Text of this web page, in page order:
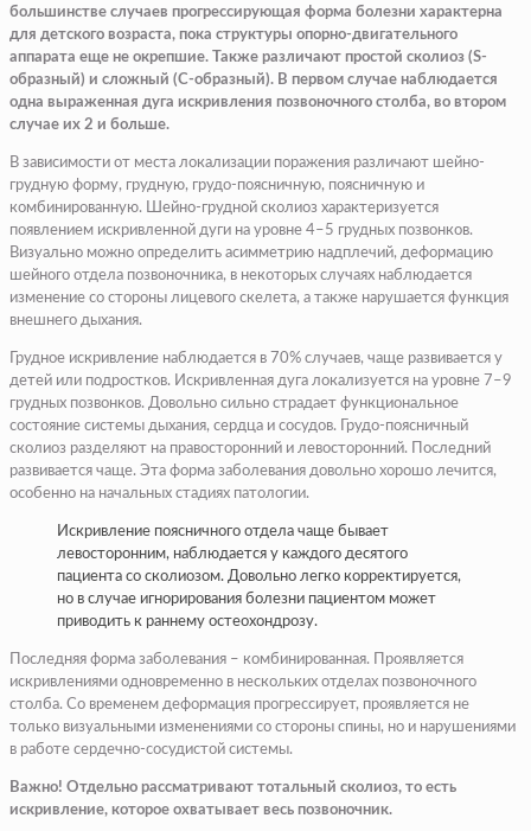
большинстве случаев прогрессирующая форма болезни характерна
для детского возраста, пока структуры опорно-двигательного
аппарата еще не окрепшие. Также различают простой сколиоз (S-
образный) и сложный (C-образный). В первом случае наблюдается
одна выраженная дуга искривления позвоночного столба, во втором
случае их 2 и больше.
В зависимости от места локализации поражения различают шейно-
грудную форму, грудную, грудо-поясничную, поясничную и
комбинированную. Шейно-грудной сколиоз характеризуется
появлением искривленной дуги на уровне 4–5 грудных позвонков.
Визуально можно определить асимметрию надплечий, деформацию
шейного отдела позвоночника, в некоторых случаях наблюдается
изменение со стороны лицевого скелета, а также нарушается функция
внешнего дыхания.
Грудное искривление наблюдается в 70% случаев, чаще развивается у
детей или подростков. Искривленная дуга локализуется на уровне 7–9
грудных позвонков. Довольно сильно страдает функциональное
состояние системы дыхания, сердца и сосудов. Грудо-поясничный
сколиоз разделяют на правосторонний и левосторонний. Последний
развивается чаще. Эта форма заболевания довольно хорошо лечится,
особенно на начальных стадиях патологии.
Искривление поясничного отдела чаще бывает
левосторонним, наблюдается у каждого десятого
пациента со сколиозом. Довольно легко корректируется,
но в случае игнорирования болезни пациентом может
приводить к раннему остеохондрозу.
Последняя форма заболевания – комбинированная. Проявляется
искривлениями одновременно в нескольких отделах позвоночного
столба. Со временем деформация прогрессирует, проявляется не
только визуальными изменениями со стороны спины, но и нарушениями
в работе сердечно-сосудистой системы.
Важно! Отдельно рассматривают тотальный сколиоз, то есть
искривление, которое охватывает весь позвоночник.